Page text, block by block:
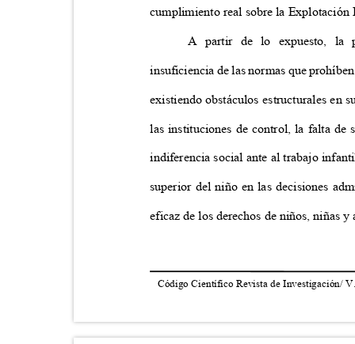
cumplimiento real sobre la
A partir de lo expuesto, la
insuficiencia de las normas que
existiendo obstáculos estructurales
las instituciones de control, la falta
indiferencia social ante al trabajo
superior del niño en las decisiones
eficaz de los derechos de niños, niñas
Código Científico Revista de Investigación/